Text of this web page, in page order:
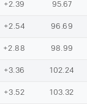
+2.39 95.67
+2.54 96.69
+2.88 98.99
+3.36 102.24
+3.52 103.32